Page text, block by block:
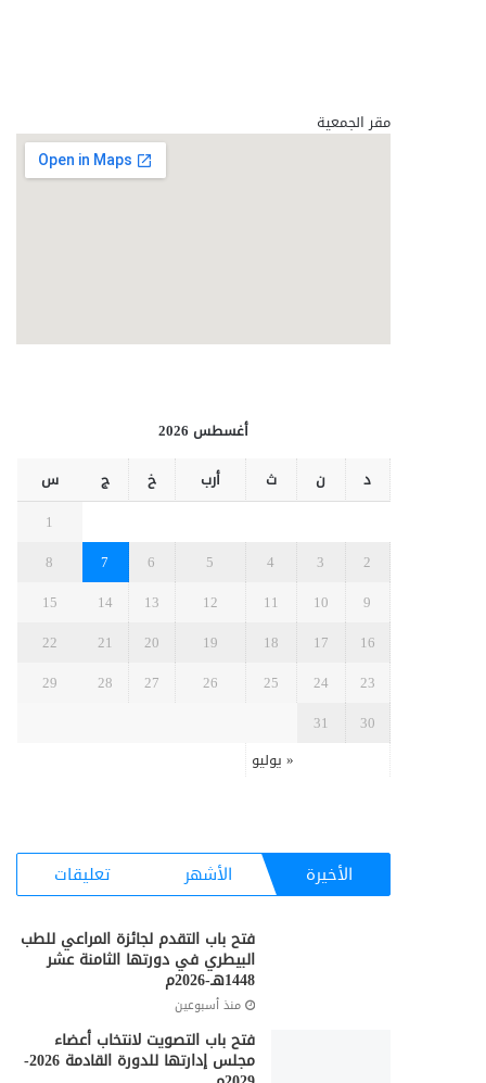
مقر الجمعية
أغسطس 2026
د
ن ث أرب خ ج س
« يوليو
1
2
3
4
5
6
7
8
9
10
11
12
13
14
15
16
17
18
19
20
21
22
23
24
25
26
27
28
29
30
31
الأخيرة الأشهر تعليقات
فتح باب التقدم لجائزة المراعي للطب
البيطري في دورتها الثامنة عشر
1448هـ-2026م
منذ أسبوعين
فتح باب التصويت لانتخاب أعضاء
مجلس إدارتها للدورة القادمة 2026-